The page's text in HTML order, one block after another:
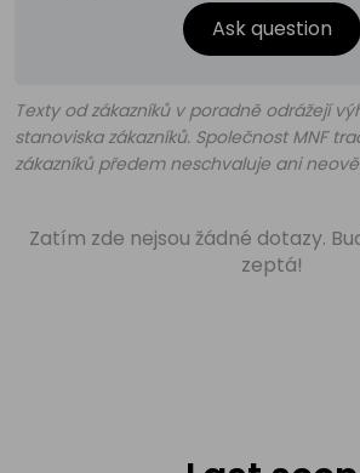
Ask question
Texty od zákazníků v poradně odrážejí
stanoviska zákazníků. Společnost MNF
zákazníků předem neschvaluje ani
Zatím zde nejsou žádné dotazy.
zeptá!